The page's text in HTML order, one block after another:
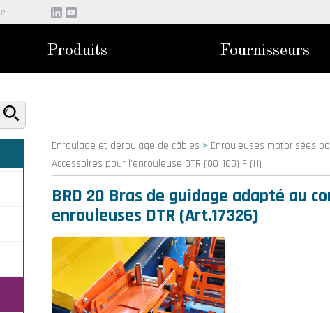
Produits Fournisseurs
Enroulage et déroulage de câbles > Enrouleuses motorisées
Accessoires pour l'enrouleuse DTR (80-100) F (H)
BRD 20 Bras de guidage adapté au
enrouleuses DTR (Art.17326)